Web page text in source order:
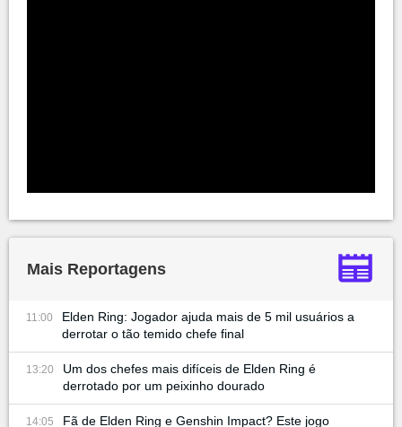
Mais Reportagens
11:00
Elden Ring: Jogador ajuda mais de 5 mil usuários a
derrotar o tão temido chefe final
13:20
Um dos chefes mais difíceis de Elden Ring é
derrotado por um peixinho dourado
14:05
Fã de Elden Ring e Genshin Impact? Este jogo